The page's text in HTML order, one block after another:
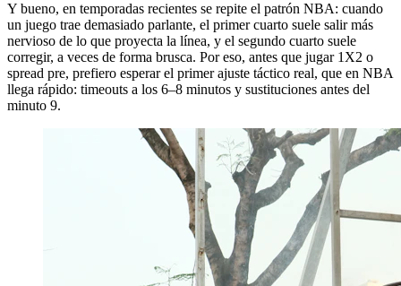
Y bueno, en temporadas recientes se repite el patrón NBA: cuando
un juego trae demasiado parlante, el primer cuarto suele salir más
nervioso de lo que proyecta la línea, y el segundo cuarto suele
corregir, a veces de forma brusca. Por eso, antes que jugar 1X2 o
spread pre, prefiero esperar el primer ajuste táctico real, que en NBA
llega rápido: timeouts a los 6–8 minutos y sustituciones antes del
minuto 9.